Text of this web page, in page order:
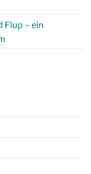
Flup – ein